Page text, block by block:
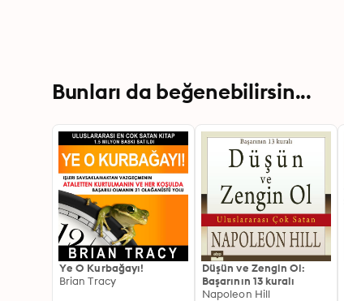
Bunları da beğenebilirsin...
Ye O Kurbağayı!
Brian Tracy
Düşün ve Zengin Ol:
Başarının 13 kuralı
Napoleon Hill